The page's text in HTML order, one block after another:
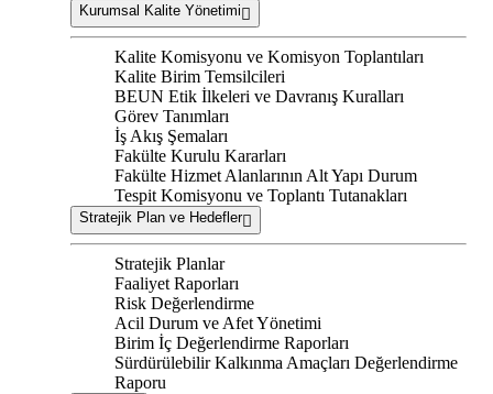
Kurumsal Kalite Yönetimi
Kalite Komisyonu ve Komisyon Toplantıları
Kalite Birim Temsilcileri
BEUN Etik İlkeleri ve Davranış Kuralları
Görev Tanımları
İş Akış Şemaları
Fakülte Kurulu Kararları
Fakülte Hizmet Alanlarının Alt Yapı Durum
Tespit Komisyonu ve Toplantı Tutanakları
Stratejik Plan ve Hedefler
Stratejik Planlar
Faaliyet Raporları
Risk Değerlendirme
Acil Durum ve Afet Yönetimi
Birim İç Değerlendirme Raporları
Sürdürülebilir Kalkınma Amaçları Değerlendirme
Raporu